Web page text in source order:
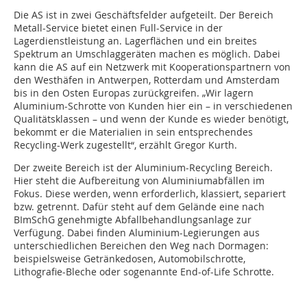
Die AS ist in zwei Geschäftsfelder aufgeteilt. Der Bereich
Metall-Service bietet einen Full-Service in der
Lagerdienstleistung an. Lagerflächen und ein breites
Spektrum an Umschlaggeräten machen es möglich. Dabei
kann die AS auf ein Netzwerk mit Kooperationspartnern von
den Westhäfen in Antwerpen, Rotterdam und Amsterdam
bis in den Osten Europas zurückgreifen. „Wir lagern
Aluminium-Schrotte von Kunden hier ein – in verschiedenen
Qualitätsklassen – und wenn der Kunde es wieder benötigt,
bekommt er die Materialien in sein entsprechendes
Recycling-Werk zugestellt“, erzählt Gregor Kurth.
Der zweite Bereich ist der Aluminium-Recycling Bereich.
Hier steht die Aufbereitung von Aluminiumabfällen im
Fokus. Diese werden, wenn erforderlich, klassiert, separiert
bzw. getrennt. Dafür steht auf dem Gelände eine nach
BImSchG genehmigte Abfallbehandlungsanlage zur
Verfügung. Dabei finden Aluminium-Legierungen aus
unterschiedlichen Bereichen den Weg nach Dormagen:
beispielsweise Getränkedosen, Automobilschrotte,
Lithografie-Bleche oder sogenannte End-of-Life Schrotte.